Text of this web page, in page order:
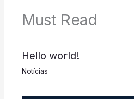
Must Read
Hello world!
Notícias